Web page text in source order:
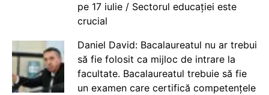
pe 17 iulie / Sectorul educației este
crucial
Daniel David: Bacalaureatul nu ar trebui
să fie folosit ca mijloc de intrare la
facultate. Bacalaureatul trebuie să fie
un examen care certifică competențele